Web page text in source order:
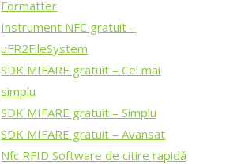
Formatter
Instrument NFC gratuit –
uFR2FileSystem
SDK MIFARE gratuit – Cel mai
simplu
SDK MIFARE gratuit – Simplu
SDK MIFARE gratuit – Avansat
Nfc RFID Software de citire rapidă